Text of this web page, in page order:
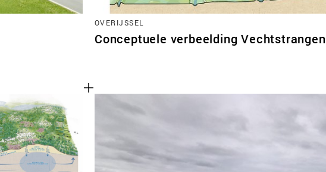
OVERIJSSEL
Conceptuele verbeelding Vechtstrangen